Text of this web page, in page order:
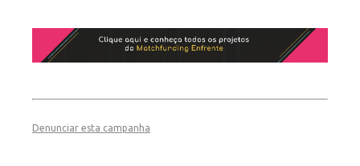
Denunciar esta campanha